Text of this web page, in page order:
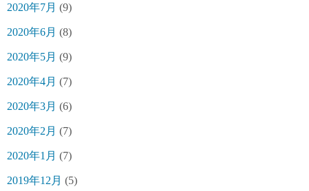
2020年7月 (9)
2020年6月 (8)
2020年5月 (9)
2020年4月 (7)
2020年3月 (6)
2020年2月 (7)
2020年1月 (7)
2019年12月 (5)